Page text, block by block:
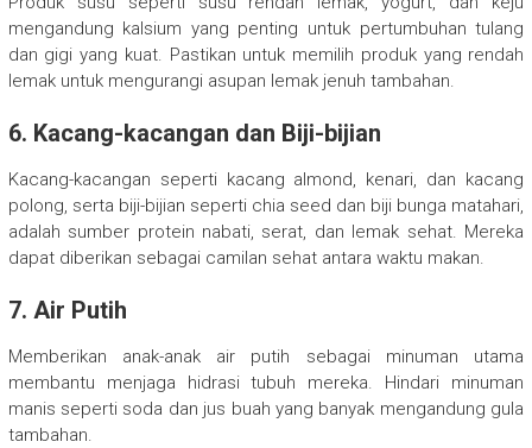
mengandung kalsium yang penting untuk pertumbuhan tulang
dan gigi yang kuat. Pastikan untuk memilih produk yang rendah
lemak untuk mengurangi asupan lemak jenuh tambahan.
6. Kacang-kacangan dan Biji-bijian
Kacang-kacangan seperti kacang almond, kenari, dan kacang
polong, serta biji-bijian seperti chia seed dan biji bunga matahari,
adalah sumber protein nabati, serat, dan lemak sehat. Mereka
dapat diberikan sebagai camilan sehat antara waktu makan.
7. Air Putih
Memberikan anak-anak air putih sebagai minuman utama
membantu menjaga hidrasi tubuh mereka. Hindari minuman
manis seperti soda dan jus buah yang banyak mengandung gula
tambahan.